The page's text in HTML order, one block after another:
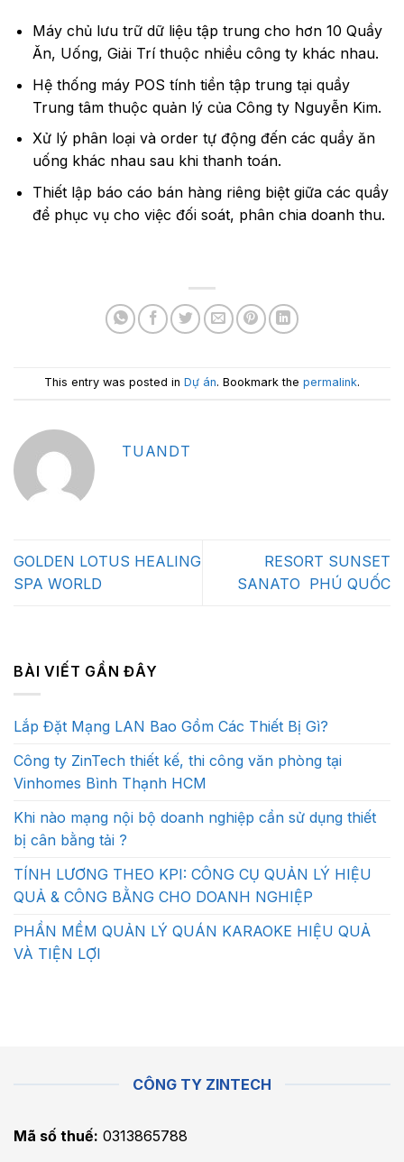
Máy chủ lưu trữ dữ liệu tập trung cho hơn 10 Quầy
Ăn, Uống, Giải Trí thuộc nhiều công ty khác nhau.
Hệ thống máy POS tính tiền tập trung tại quầy
Trung tâm thuộc quản lý của Công ty Nguyễn Kim.
Xử lý phân loại và order tự động đến các quầy ăn
uống khác nhau sau khi thanh toán.
Thiết lập báo cáo bán hàng riêng biệt giữa các quầy
để phục vụ cho việc đối soát, phân chia doanh thu.
This entry was posted in Dự án. Bookmark the permalink.
TUANDT
GOLDEN LOTUS HEALING
SPA WORLD
RESORT SUNSET
SANATO PHÚ QUỐC
BÀI VIẾT GẦN ĐÂY
Lắp Đặt Mạng LAN Bao Gồm Các Thiết Bị Gì?
Công ty ZinTech thiết kế, thi công văn phòng tại
Vinhomes Bình Thạnh HCM
Khi nào mạng nội bộ doanh nghiệp cần sử dụng thiết
bị cân bằng tải ?
TÍNH LƯƠNG THEO KPI: CÔNG CỤ QUẢN LÝ HIỆU
QUẢ & CÔNG BẰNG CHO DOANH NGHIỆP
PHẦN MỀM QUẢN LÝ QUÁN KARAOKE HIỆU QUẢ
VÀ TIỆN LỢI
CÔNG TY ZINTECH
Mã số thuế: 0313865788